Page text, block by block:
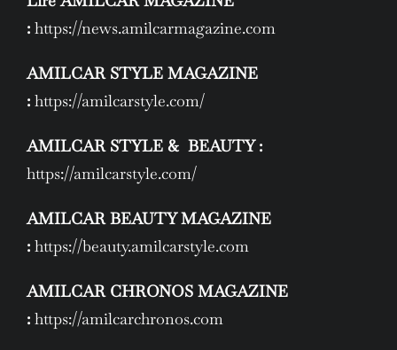
: https://news.amilcarmagazine.com
AMILCAR STYLE MAGAZINE
: https://amilcarstyle.com/
AMILCAR STYLE & BEAUTY :
https://amilcarstyle.com/
AMILCAR BEAUTY MAGAZINE
: https://beauty.amilcarstyle.com
AMILCAR CHRONOS MAGAZINE
: https://amilcarchronos.com